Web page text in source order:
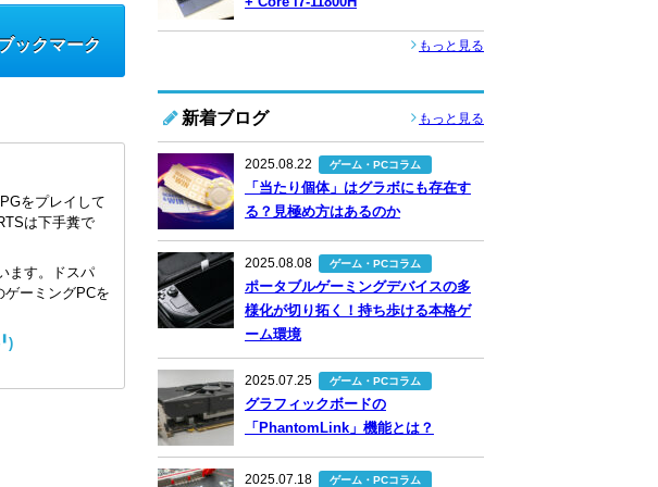
ックマーク
をプレイして
は下手糞で
ます。ドスパ
ゲーミングPCを
もっと見る
新着ブログ もっと見る
2025.08.22 ゲーム・PCコラム
「当たり個体」はグラボにも存在す
る？見極め方はあるのか
2025.08.08 ゲーム・PCコラム
ポータブルゲーミングデバイスの多
様化が切り拓く！持ち歩ける本格ゲ
ーム環境
2025.07.25 ゲーム・PCコラム
グラフィックボードの
「PhantomLink」機能とは？
2025.07.18 ゲーム・PCコラム